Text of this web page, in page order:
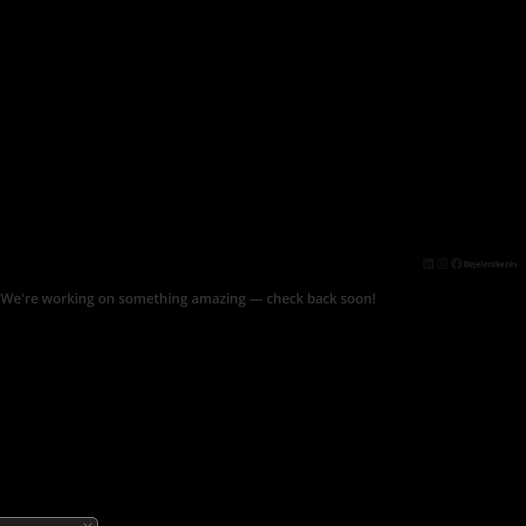
Bejelentkezés
working on something amazing — check back soon!
Close GDPR Cookie Banner